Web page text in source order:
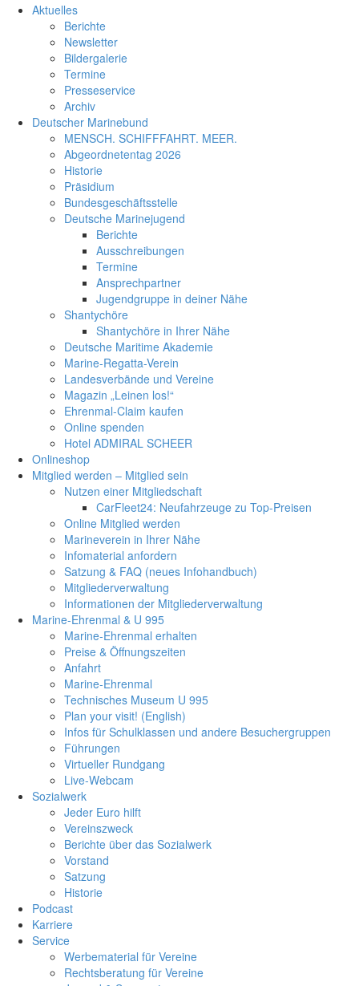
Aktuelles
Berichte
Newsletter
Bildergalerie
Termine
Presseservice
Archiv
Deutscher Marinebund
MENSCH. SCHIFFFAHRT. MEER.
Abgeordnetentag 2026
Historie
Präsidium
Bundesgeschäftsstelle
Deutsche Marinejugend
Berichte
Ausschreibungen
Termine
Ansprechpartner
Jugendgruppe in deiner Nähe
Shantychöre
Shantychöre in Ihrer Nähe
Deutsche Maritime Akademie
Marine-Regatta-Verein
Landesverbände und Vereine
Magazin „Leinen los!“
Ehrenmal-Claim kaufen
Online spenden
Hotel ADMIRAL SCHEER
Onlineshop
Mitglied werden – Mitglied sein
Nutzen einer Mitgliedschaft
CarFleet24: Neufahrzeuge zu Top-Preisen
Online Mitglied werden
Marineverein in Ihrer Nähe
Infomaterial anfordern
Satzung & FAQ (neues Infohandbuch)
Mitgliederverwaltung
Informationen der Mitgliederverwaltung
Marine-Ehrenmal & U 995
Marine-Ehrenmal erhalten
Preise & Öffnungszeiten
Anfahrt
Marine-Ehrenmal
Technisches Museum U 995
Plan your visit! (English)
Infos für Schulklassen und andere Besuchergruppen
Führungen
Virtueller Rundgang
Live-Webcam
Sozialwerk
Jeder Euro hilft
Vereinszweck
Berichte über das Sozialwerk
Vorstand
Satzung
Historie
Podcast
Karriere
Service
Werbematerial für Vereine
Rechtsberatung für Vereine